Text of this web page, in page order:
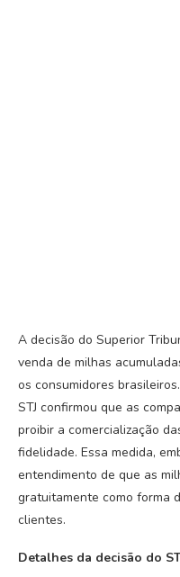
A decisão do Superior
venda de milhas
os consumidores
STJ confirmou que as
proibir a comercialização
fidelidade. Essa medida,
entendimento de que as
gratuitamente como forma
clientes.
Detalhes da decisão do